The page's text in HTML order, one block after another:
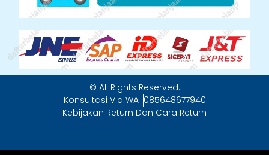
© All Rights Reserved.
Konsultasi Via WA :085648677940
Kebijakan Return Dan Cara Return